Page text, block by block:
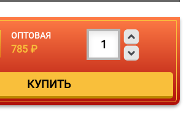
ОПТОВАЯ
785 ₽